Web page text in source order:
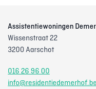
Assistentiewoningen
Wissenstraat 22
3200 Aarschot
016 26 96 00